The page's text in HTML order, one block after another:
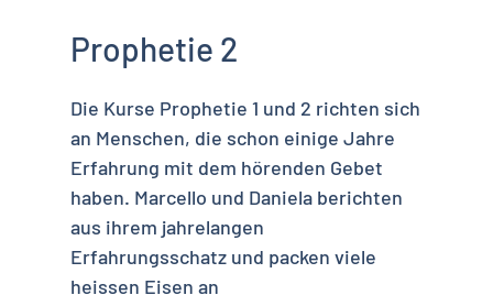
Prophetie 2
Die Kurse Prophetie 1 und 2 richten sich
an Menschen, die schon einige Jahre
Erfahrung mit dem hörenden Gebet
haben. Marcello und Daniela berichten
aus ihrem jahrelangen
Erfahrungsschatz und packen viele
heissen Eisen an